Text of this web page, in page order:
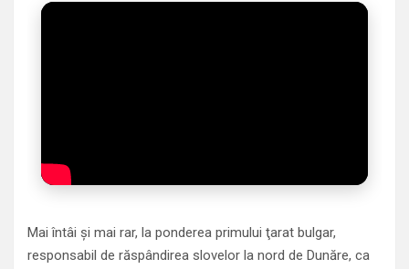
Mai întâi şi mai rar, la ponderea primului ţarat bulgar,
responsabil de răspândirea slovelor la nord de Dunăre, ca